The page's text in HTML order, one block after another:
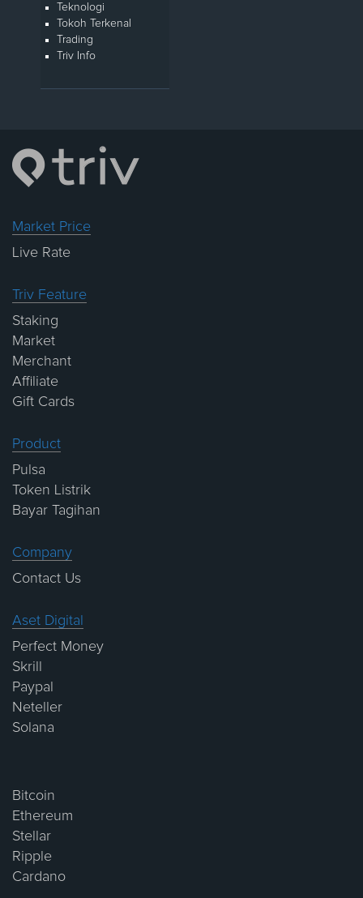
Teknologi
Tokoh Terkenal
Trading
Triv Info
Market Price
Live Rate
Triv Feature
Staking
Market
Merchant
Affiliate
Gift Cards
Product
Pulsa
Token Listrik
Bayar Tagihan
Company
Contact Us
Aset Digital
Perfect Money
Skrill
Paypal
Neteller
Solana
Bitcoin
Ethereum
Stellar
Ripple
Cardano